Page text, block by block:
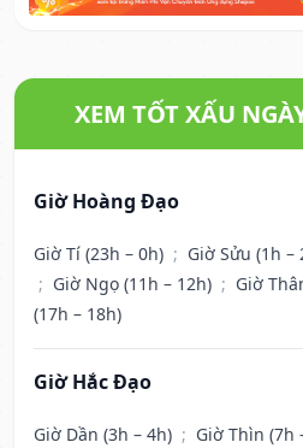
XEM TỐT XẤU
Giờ Hoàng Đạo
Giờ Tí (23h – 0h) ; Giờ Sửu (1h –
; Giờ Ngọ (11h – 12h) ; Giờ
(17h – 18h)
Giờ Hắc Đạo
Giờ Dần (3h – 4h) ; Giờ Thìn (7h